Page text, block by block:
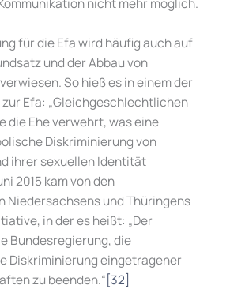
für die Efa wird häufig auch auf
und der Abbau von
So hieß es in einem der
Efa: „Gleichgeschlechtlichen
die Ehe verwehrt, was eine
Diskriminierung von
ihrer sexuellen Identität
2015 kam von den
Niedersachsens und Thüringens
in der es heißt: „Der
Bundesregierung, die
Diskriminierung eingetragener
zu beenden.“[32]